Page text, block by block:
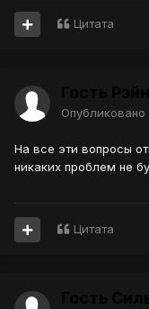
Цитата
Опубликовано
На все эти вопросы
никаких проблем не
Цитата